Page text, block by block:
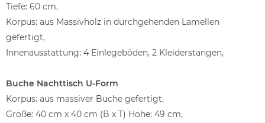
Tiefe: 60 cm,
Korpus: aus Massivholz in durchgehenden Lamellen
gefertigt,
Innenausstattung: 4 Einlegeböden, 2 Kleiderstangen,
Buche Nachttisch U-Form
Korpus: aus massiver Buche gefertigt,
Größe: 40 cm x 40 cm (B x T) Höhe: 49 cm,